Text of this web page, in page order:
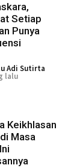
Setiap
Punya
Adi Sutirta
lalu
Keikhlasan
Masa